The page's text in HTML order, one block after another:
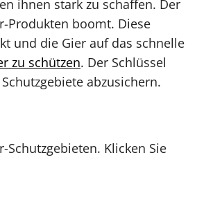
ihnen stark zu schaffen. Der
Produkten boomt. Diese
und die Gier auf das schnelle
zu schützen. Der Schlüssel
abzusichern.
Klicken Sie